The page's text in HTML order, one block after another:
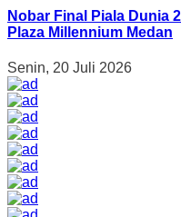
Nobar Final Piala Dunia
Plaza Millennium Medan
Senin, 20 Juli 2026